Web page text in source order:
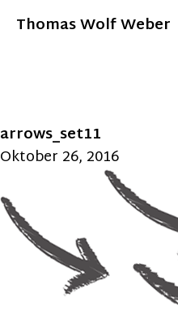
Thomas Wolf Weber
arrows_set11
Oktober 26, 2016